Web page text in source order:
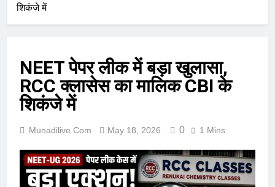
शिकंजे में
NEET पेपर लीक में बड़ा खुलासा,
RCC क्लासेस का मालिक CBI के
शिकंजे में
Munadilive.com May 18, 2026 0 1 Mins